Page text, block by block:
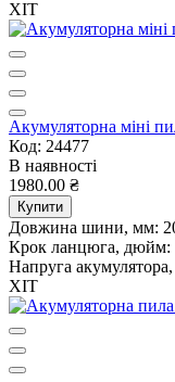
ХІТ
Акумуляторна міні
Код: 24477
В наявності
1980.00 ₴
Купити
Довжина шини, мм:
Крок ланцюга, дюйм:
Напруга
ХІТ